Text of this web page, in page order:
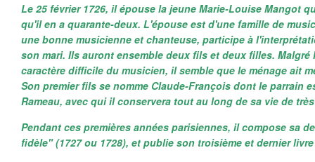
Le 25 février 1726, il épouse la jeune Marie-Louise Mangot
qu'il en a quarante-deux. L'épouse est d'une famille de
une bonne musicienne et chanteuse, participe à
son mari. Ils auront ensemble deux fils et deux filles. Malgré
caractère difficile du musicien, il semble que le ménage ait
Son premier fils se nomme Claude-François dont le parrain
Rameau, avec qui il conservera tout au long de sa vie de
Pendant ces premières années parisiennes, il compose sa
fidèle"(1727 ou 1728), et publie son troisième et dernier